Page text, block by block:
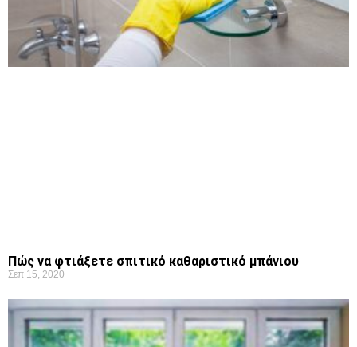
Πώς να φτιάξετε σπιτικό καθαριστικό μπάνιου
Σεπ 15, 2020